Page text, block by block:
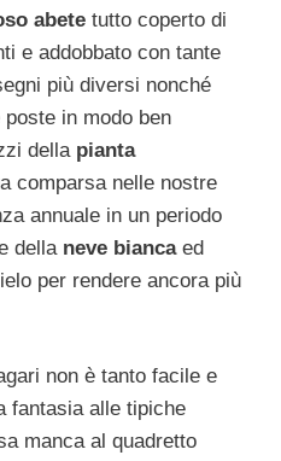
abete tutto coperto di
e addobbato con tante
più diversi nonché
in modo ben
della pianta
comparsa nelle nostre
annuale in un periodo
della neve bianca ed
per rendere ancora più
non è tanto facile e
fantasia alle tipiche
manca al quadretto